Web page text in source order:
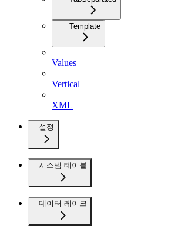
Template
Values
Vertical
XML
설정
시스템 테이블
데이터 레이크